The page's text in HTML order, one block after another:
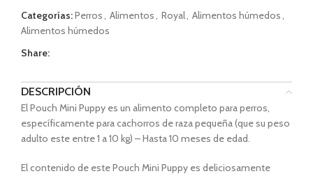
Categorías:Perros, Alimentos, Royal, Alimentos húmedos,
Alimentos húmedos
Share:
DESCRIPCIÓN
El Pouch Mini Puppy es un alimento completo para perros,
específicamente para cachorros de raza pequeña (que su peso
adulto este entre 1 a 10 kg) – Hasta 10 meses de edad.
El contenido de este Pouch Mini Puppy es deliciosamente